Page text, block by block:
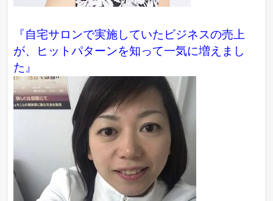
『自宅サロンで実施していたビジネスの売上
が、ヒットパターンを知って一気に増えまし
た』